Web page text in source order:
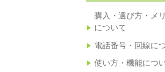
購入・選び方・メ
について
電話番号・回線に
使い方・機能につ